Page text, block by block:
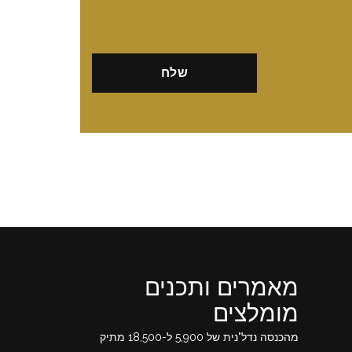
מאמרים ותכנים
מומלצים
מהכנסה נדל"נית של 5,900 ל-18,500 מתיק